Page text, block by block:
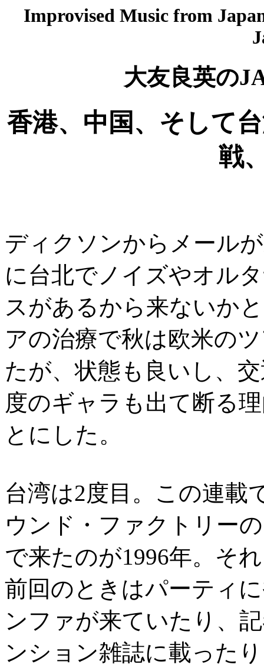
Improvised Music from
大友良英の
香港、中国、そして
戦
ディクソンからメール
に台北でノイズやオル
スがあるから来ないか
アの治療で秋は欧米の
たが、状態も良いし、
度のギャラも出て断る
とにした。
台湾は2度目。この連載
ウンド・ファクトリー
で来たのが1996年。そ
前回のときはパーティ
ンファが来ていたり、
ンション雑誌に載った